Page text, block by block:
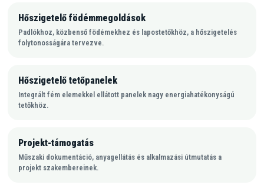
Hőszigetelő födémmegoldások
Padlókhoz, közbenső födémekhez és lapostetőkhöz, a hőszigetelés
folytonosságára tervezve.
Hőszigetelő tetőpanelek
Integrált fém elemekkel ellátott panelek nagy energiahatékonyságú
tetőkhöz.
Projekt-támogatás
Műszaki dokumentáció, anyagellátás és alkalmazási útmutatás a
projekt szakembereinek.